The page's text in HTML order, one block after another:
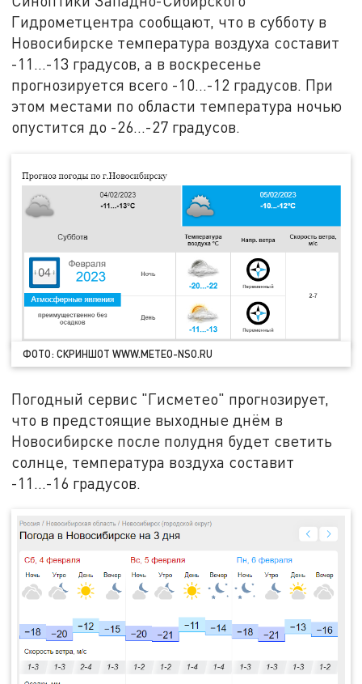
Гидрометцентра сообщают, что в субботу в
Новосибирске температура воздуха составит
-11...-13 градусов, а в воскресенье
прогнозируется всего -10...-12 градусов. При
этом местами по области температура ночью
опустится до -26...-27 градусов.
ФОТО: СКРИНШОТ WWW.METEO-NSO.RU
Погодный сервис "Гисметео" прогнозирует,
что в предстоящие выходные днём в
Новосибирске после полудня будет светить
солнце, температура воздуха составит
-11...-16 градусов.